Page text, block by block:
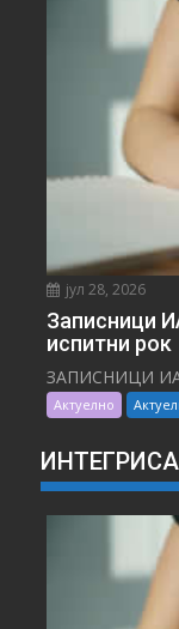
јул 28, 2026
Записници
испитни рок
ЗАПИСНИЦИ
Актуелно